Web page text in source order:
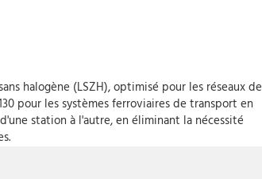
halogène (LSZH), optimisé pour les réseaux de
pour les systèmes ferroviaires de transport en
station à l'autre, en éliminant la nécessité